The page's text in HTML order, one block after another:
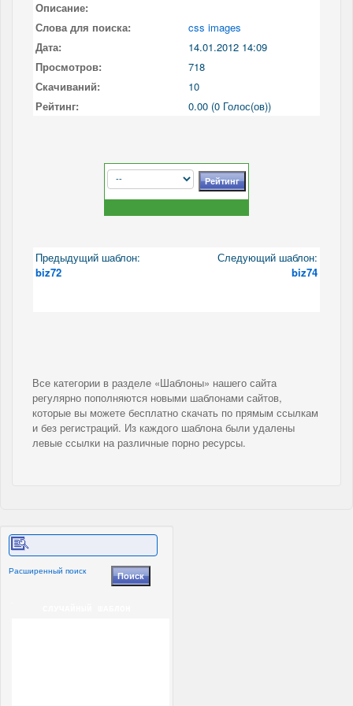
Описание:
Слова для поиска:
css images
Дата:
14.01.2012 14:09
Просмотров:
718
Скачиваний:
10
Рейтинг:
0.00 (0 Голос(ов))
Предыдущий шаблон:
biz72
Следующий шаблон:
biz74
Все категории в разделе «Шаблоны» нашего сайта
регулярно пополняются новыми шаблонами сайтов,
которые вы можете бесплатно скачать по прямым ссылкам
и без регистраций. Из каждого шаблона были удалены
левые ссылки на различные порно ресурсы.
Расширенный поиск